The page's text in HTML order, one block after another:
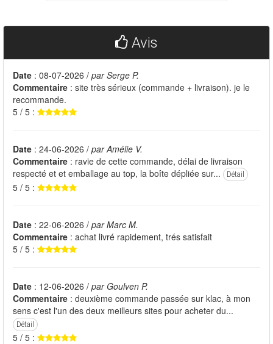
Avis
Date : 08-07-2026 / par Serge P.
Commentaire : site très sérieux (commande + livraison). je le
recommande.
5 / 5 :
Date : 24-06-2026 / par Amélie V.
Commentaire : ravie de cette commande, délai de livraison
respecté et et emballage au top, la boîte dépliée sur...
Détail
5 / 5 :
Date : 22-06-2026 / par Marc M.
Commentaire : achat livré rapidement, trés satisfait
5 / 5 :
Date : 12-06-2026 / par Goulven P.
Commentaire : deuxième commande passée sur klac, à mon
sens c'est l'un des deux meilleurs sites pour acheter du...
Détail
5 / 5 :